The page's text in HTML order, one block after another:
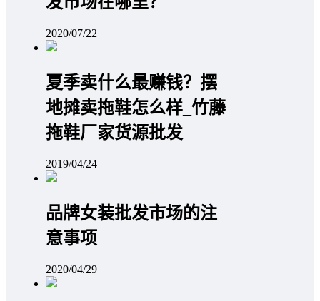
2020/07/22
夏季卖什么最赚钱？摆
地摊卖拖鞋怎么样_竹藤
拖鞋厂家货源批发
2019/04/24
品牌女装批发市场的注
意事项
2020/04/29